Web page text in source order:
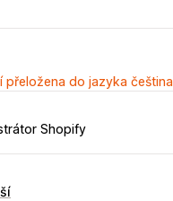
přeložena do jazyka čeština
Shopify